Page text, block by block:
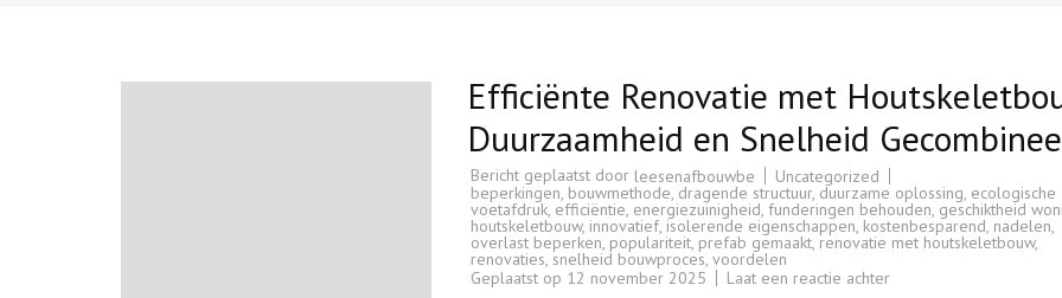
Efficiënte Renovatie met
Duurzaamheid en Snelheid
Bericht geplaatst door leesenafbouwbe
Uncategorized
beperkingen, bouwmethode, dragende structuur, duurzame oplossing, ecologische
voetafdruk, efficiëntie, energiezuinigheid, funderingen behouden, geschiktheid
houtskeletbouw, innovatief, isolerende eigenschappen, kostenbesparend, nadelen,
overlast beperken, populariteit, prefab gemaakt, renovatie met houtskeletbouw,
renovaties, snelheid bouwproces, voordelen
Geplaatst op 12 november 2025 Laat een reactie achterop